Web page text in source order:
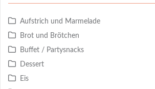
Aufstrich und Marmelade
Brot und Brötchen
Buffet / Partysnacks
Dessert
Eis